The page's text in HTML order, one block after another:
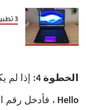
3 تطبيقات مجانية تغير Windows تمامًا
الخطوة 4: إذا لم
Hello ، فأدخل رقم